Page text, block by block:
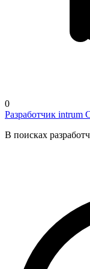
0
Разработчик intrum
В поисках